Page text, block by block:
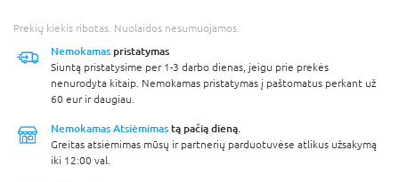
Prekių kiekis ribotas. Nuolaidos nesumuojamos.
Nemokamas pristatymas
Siuntą pristatysime per 1-3 darbo dienas, jeigu prie prekės
nenurodyta kitaip. Nemokamas pristatymas į paštomatus perkant už
60 eur ir daugiau.
Nemokamas Atsiėmimas tą pačią dieną.
Greitas atsiėmimas mūsų ir partnerių parduotuvėse atlikus užsakymą
iki 12:00 val.